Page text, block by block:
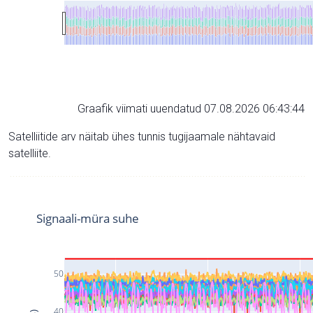
Graafik viimati uuendatud 07.08.2026 06:43:44
Satelliitide arv näitab ühes tunnis tugijaamale nähtavaid
satelliite.
50
Signaali-müra suhe